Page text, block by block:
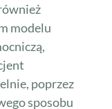
modelu
poprzez
sposobu